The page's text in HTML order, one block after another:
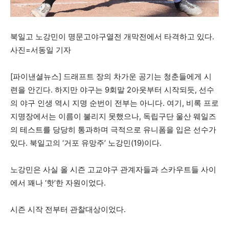
북일고 노강민이 명문고야구열전 개막전에서 타격하고 있다.
사진=서동일 기자
[파이낸셜뉴스] 드래프트 장의 차가운 공기는 청춘들에게 시
련을 안긴다. 하지만 야구는 9회말 2아웃부터 시작되듯, 선수
의 야구 인생 역시 지명 순번이 전부는 아니다. 여기, 비록 프로
지명장에서는 이름이 불리지 못했으나, 독립구단 울산 웨일즈
의 테스트를 당당히 통과하며 극적으로 유니폼을 입은 선수가
있다. 북일고의 ‘거포 유망주’ 노강민(19)이다.
노강민은 사실 올 시즌 고교야구 관계자들과 스카우트들 사이
에서 꽤나 ‘핫’한 자원이었다.
시즌 시작 전부터 관찰대상이었다.